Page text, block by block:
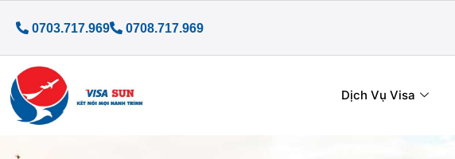
0703.717.969 0708.717.969
Dịch Vụ Visa